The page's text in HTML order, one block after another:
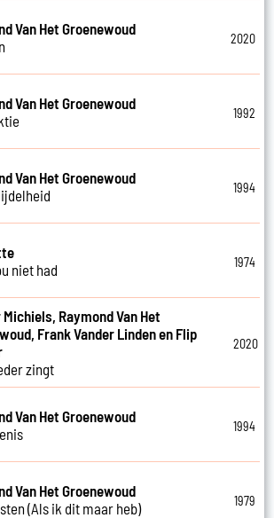
Van Het Groenewoud
2020
Van Het Groenewoud
1992
Van Het Groenewoud
1994
niet had
1974
Michiels, Raymond Van Het
Frank Vander Linden en Flip
zingt
2020
Van Het Groenewoud
1994
Van Het Groenewoud
(Als ik dit maar heb)
1979